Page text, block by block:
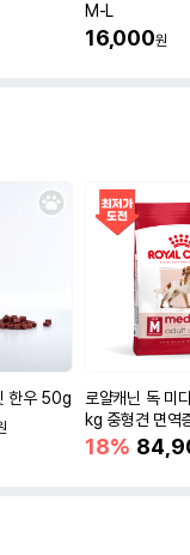
M-L
16,000원
한우 50g
로얄캐닌 독 미
kg 중형견 면역
18%